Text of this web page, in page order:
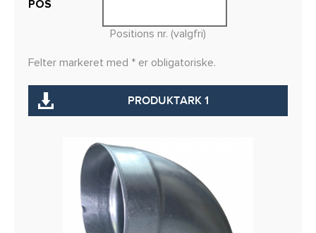
POS
Positions nr. (valgfri)
Felter markeret med * er obligatoriske.
PRODUKTARK 1